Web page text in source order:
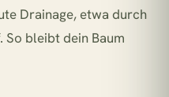
Drainage, etwa durch
So bleibt dein Baum